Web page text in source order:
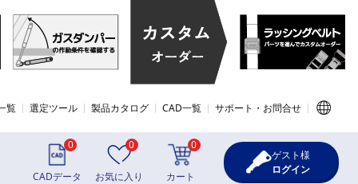
覧 選定ツール 製品カタログ CAD一覧 サポート・お問合せ
0
CADデータ
0
お気に入り
0
カート
ゲスト様
ログイン